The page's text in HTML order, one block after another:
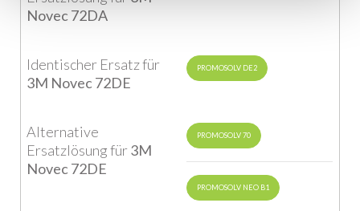
Novec 72DA
Identischer Ersatz für
3M Novec 72DE
PROMOSOLV DE2
Alternative
Ersatzlösung für3M
Novec 72DE
PROMOSOLV 70
PROMOSOLV NEO B1